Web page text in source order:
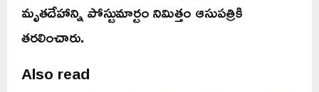
మృతదేహాన్ని పోస్టుమార్టం నిమిత్తం ఆసుపత్రికి
తరలించారు.
Also read